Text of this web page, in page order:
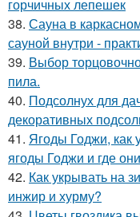
горчичных лепешек
38. Сауна в
сауной внутри -
39. Выбор
пила.
40. Подсолнух для
декоративных
41. Ягоды Годжи, как
ягоды Годжи и где
42. Как укрывать на
инжир и хурму?